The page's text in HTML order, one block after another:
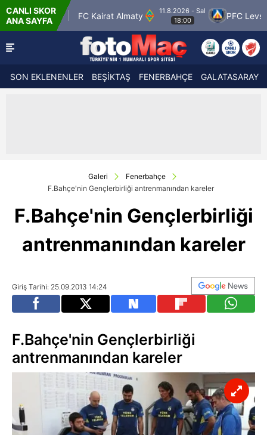
CANLI SKOR
ANA SAYFAFC Kairat Almaty
11.8.2026 - Sal
18:00
PFC Levski Sofya
SON EKLENENLER BEŞİKTAŞ FENERBAHÇE GALATASARAY
Galeri
Fenerbahçe
F.Bahçe'nin Gençlerbirliği antrenmanından kareler
F.Bahçe'nin Gençlerbirliği
antrenmanından kareler
Giriş Tarihi: 25.09.2013 14:24
F.Bahçe'nin Gençlerbirliği
antrenmanından kareler